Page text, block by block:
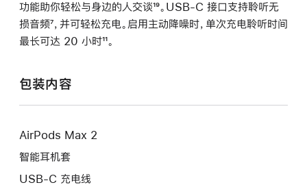
注
功能助你轻松与身边的人交谈脚
注
¹⁹。USB-C 接口支持聆听无
损音频脚
注
⁷，并可轻松充电。启用主动降噪时，单次充电聆听时间
最长可达 20 小时脚
¹¹。
包装内容
AirPods Max 2
智能耳机套
USB-C 充电线